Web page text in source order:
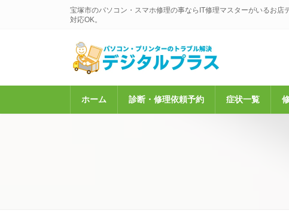
宝塚市のパソコン・スマホ修理の事ならIT修理マスターがいるお
対応OK。
ホーム 診断・修理依頼予約 症状一覧